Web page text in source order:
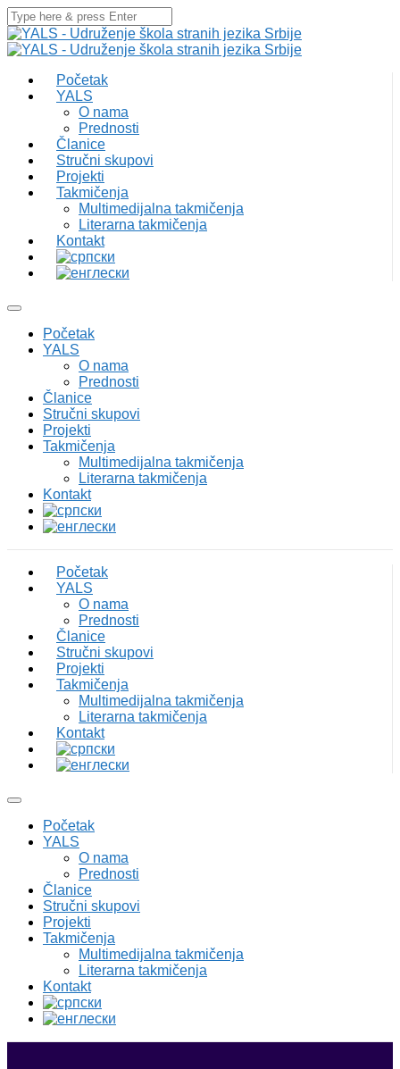
Početak
YALS
O nama
Prednosti
Članice
Stručni skupovi
Projekti
Takmičenja
Multimedijalna takmičenja
Literarna takmičenja
Kontakt
Početak
YALS
O nama
Prednosti
Članice
Stručni skupovi
Projekti
Takmičenja
Multimedijalna takmičenja
Literarna takmičenja
Kontakt
Početak
YALS
O nama
Prednosti
Članice
Stručni skupovi
Projekti
Takmičenja
Multimedijalna takmičenja
Literarna takmičenja
Kontakt
Početak
YALS
O nama
Prednosti
Članice
Stručni skupovi
Projekti
Takmičenja
Multimedijalna takmičenja
Literarna takmičenja
Kontakt